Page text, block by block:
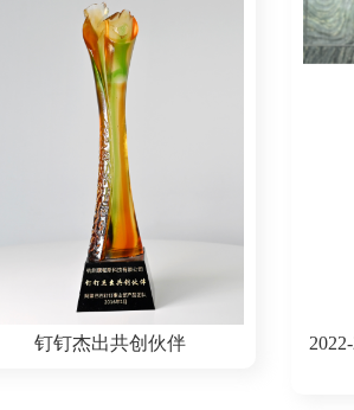
阿里巴巴新零售杰出生态伙伴